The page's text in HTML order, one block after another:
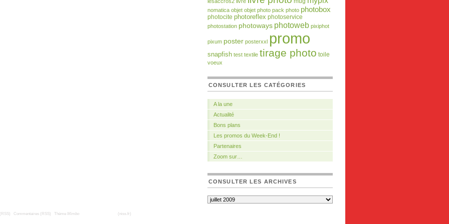
nomatica objet objet photo pack photo photobox
photocite photoreflex photoservice
photostation photoways photoweb pixiphot
pixum poster posterxxl promo
snapfish test textile tirage photo toile
voeux
CONSULTER LES CATÉGORIES
A la une
Actualité
Bons plans
Les promos du Week-End !
Partenaires
Zoom sur…
CONSULTER LES ARCHIVES
Commentaires (RSS) Thème Mimbo (niss.fr)